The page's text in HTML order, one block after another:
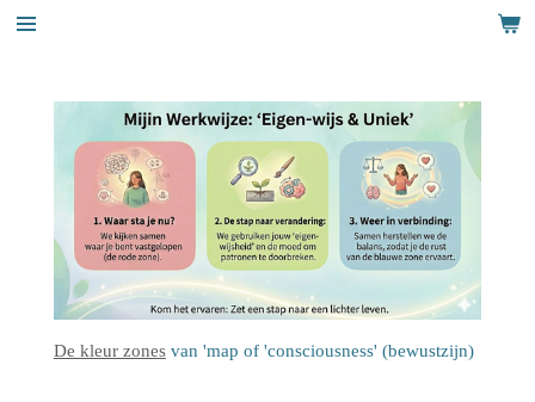
Ga
De kleur zonesvan 'map of 'consciousness' (bewustzijn)